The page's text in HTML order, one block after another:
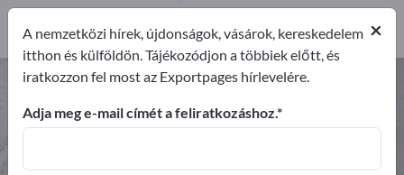
Műszaki textíliák – gyártók és
beszállítók keresése
6
Gyártók
×
A nemzetközi hírek, újdonságok, vásárok, kereskedelem
itthon és külföldön. Tájékozódjon a többiek előtt, és
iratkozzon fel most az Exportpages hírlevelére.
Adja meg e-mail címét a feliratkozáshoz.